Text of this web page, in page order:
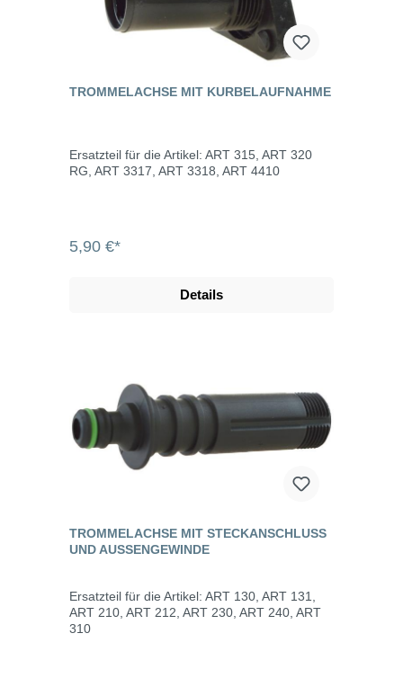
TROMMELACHSE MIT KURBELAUFNAHME
Ersatzteil für die Artikel: ART 315, ART 320
RG, ART 3317, ART 3318, ART 4410
5,90 €*
Details
TROMMELACHSE MIT STECKANSCHLUSS
UND AUSSENGEWINDE
Ersatzteil für die Artikel: ART 130, ART 131,
ART 210, ART 212, ART 230, ART 240, ART
310